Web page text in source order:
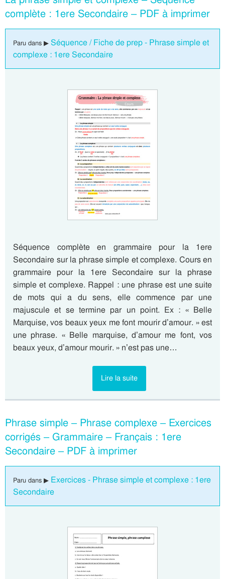
complète : 1ere Secondaire – PDF à imprimer
Paru dans ▶ Séquence / Fiche de prep - Phrase simple et
complexe : 1ere Secondaire
Séquence complète en grammaire pour la 1ere
Secondaire sur la phrase simple et complexe. Cours en
grammaire pour la 1ere Secondaire sur la phrase
simple et complexe. Rappel : une phrase est une suite
de mots qui a du sens, elle commence par une
majuscule et se termine par un point. Ex : « Belle
Marquise, vos beaux yeux me font mourir d’amour. » est
une phrase. « Belle marquise, d’amour me font, vos
beaux yeux, d’amour mourir. » n’est pas une…
Lire la suite
Phrase simple – Phrase complexe – Exercices
corrigés – Grammaire – Français : 1ere
Secondaire – PDF à imprimer
Paru dans ▶ Exercices - Phrase simple et complexe : 1ere
Secondaire